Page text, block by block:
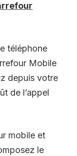
téléphone
Mobile
depuis votre
de l’appel
mobile et
le